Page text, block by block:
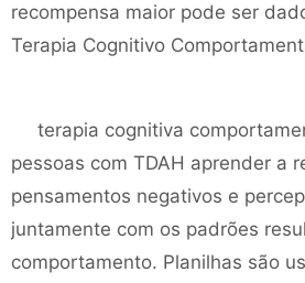
recompensa maior pode ser
Terapia Cognitivo
terapia cognitiva
pessoas com TDAH aprender a
pensamentos negativos e
juntamente com os padrões
comportamento. Planilhas são